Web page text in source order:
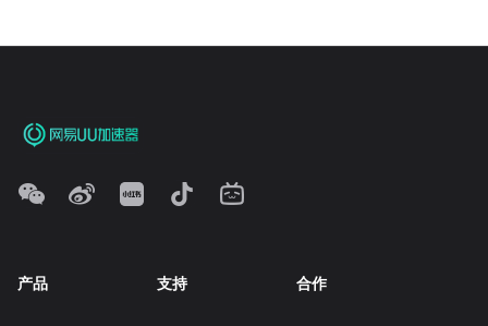
产品 支持 合作